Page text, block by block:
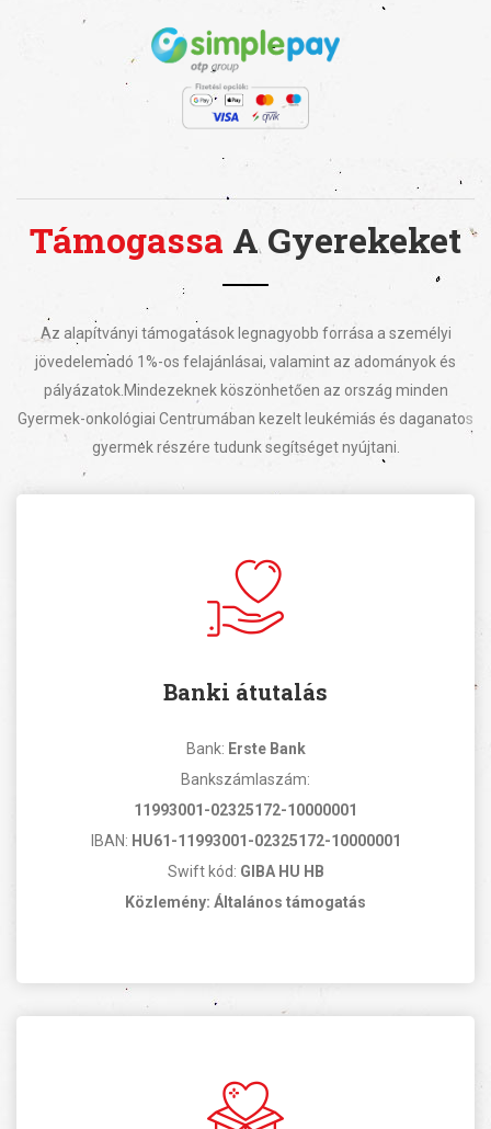
Támogassa A Gyerekeket
Az alapítványi támogatások legnagyobb forrása a személyi
jövedelemadó 1%-os felajánlásai, valamint az adományok és
pályázatok. Mindezeknek köszönhetően az ország minden
Gyermek-onkológiai Centrumában kezelt leukémiás és daganatos
gyermek részére tudunk segítséget nyújtani.
Banki átutalás
Bank: Erste Bank
Bankszámlaszám:
11993001-02325172-10000001
IBAN: HU61-11993001-02325172-10000001
Swift kód: GIBA HU HB
Közlemény: Általános támogatás